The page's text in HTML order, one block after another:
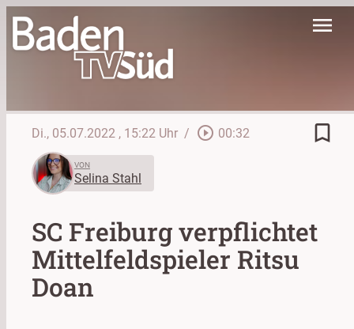
menu
Di., 05.07.2022 , 15:22 Uhr / play_circle_outline 00:32 bookmark_border
VON
Selina Stahl
SC Freiburg verpflichtet
Mittelfeldspieler Ritsu
Doan